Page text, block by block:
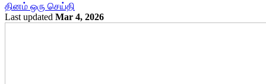
தினம் ஒரு செய்தி
Last updated Mar 4, 2026